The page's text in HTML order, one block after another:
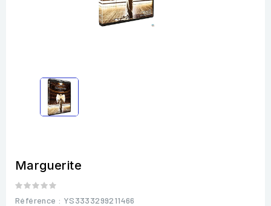
Marguerite
Référence : YS3333299211466